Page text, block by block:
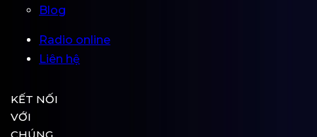
Blog
Radio online
Liên hệ
KẾT NỐI
VỚI